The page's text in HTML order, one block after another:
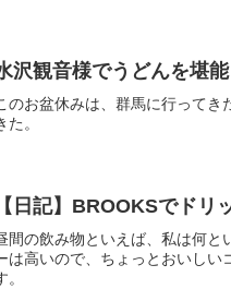
沢観音様でうどんを堪能
のお盆休みは、群馬に行って
た。
【日記】BROOKSでドリ
間の飲み物といえば、私は何と
は高いので、ちょっとおいしい
。